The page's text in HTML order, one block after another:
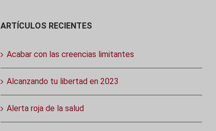
ARTÍCULOS RECIENTES
Acabar con las creencias limitantes
Alcanzando tu libertad en 2023
Alerta roja de la salud